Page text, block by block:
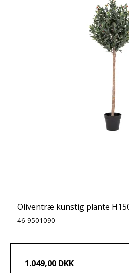
Oliventræ kunstig plante
46-9501090
1.049,00 DKK